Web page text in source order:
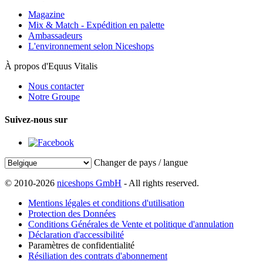
Magazine
Mix & Match - Expédition en palette
Ambassadeurs
L'environnement selon Niceshops
À propos d'Equus Vitalis
Nous contacter
Notre Groupe
Suivez-nous sur
Changer de pays / langue
© 2010-2026 niceshops GmbH - All rights reserved.
Mentions légales et conditions d'utilisation
Protection des Données
Conditions Générales de Vente et politique d'annulation
Déclaration d'accessibilité
Paramètres de confidentialité
Résiliation des contrats d'abonnement